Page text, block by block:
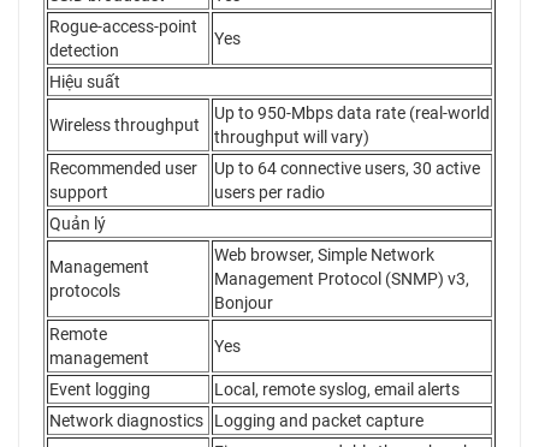
Rogue-access-point
detection
Yes
Hiệu suất
Wireless throughput
Up to 950-Mbps data rate (real-world
throughput will vary)
Recommended user
support
Up to 64 connective users, 30 active
users per radio
Quản lý
Management
protocols
Web browser, Simple Network
Management Protocol (SNMP) v3,
Bonjour
Remote
management
Yes
Event logging
Local, remote syslog, email alerts
Network diagnostics
Logging and packet capture